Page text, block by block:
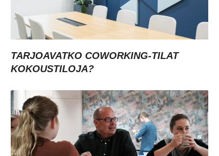
TARJOAVATKO COWORKING-TILAT
KOKOUSTILOJA?